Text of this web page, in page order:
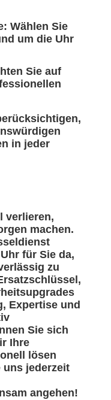
Wählen Sie
um die Uhr
Sie auf
in jeder
verlieren,
machen.
für Sie da,
zu
Expertise und
Sie sich
Ihre
lösen
uns jederzeit
angehen!